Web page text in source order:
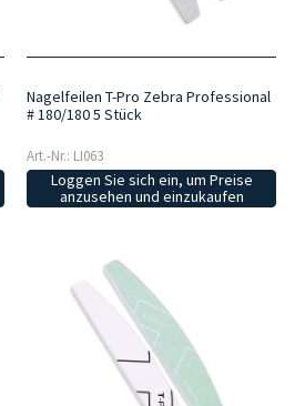
Nagelfeilen T-Pro Zebra Professional
# 180/180 5 Stück
Art.-Nr.: LI063
Loggen Sie sich ein, um Preise
anzusehen und einzukaufen